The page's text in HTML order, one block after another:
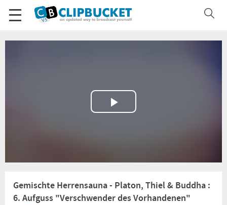
Play
Gemischte Herrensauna - Platon, Thiel & Buddha :
6. Aufguss "Verschwender des Vorhandenen"